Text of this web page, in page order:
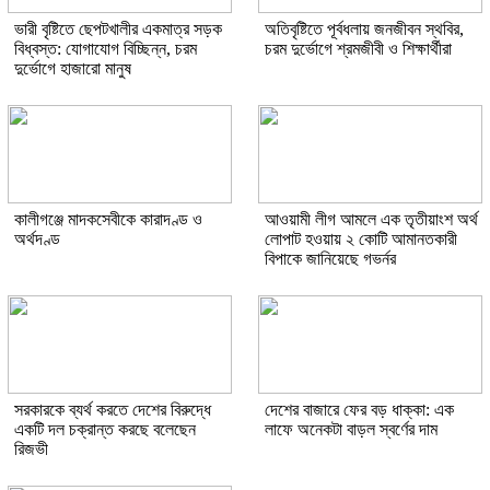
ভারী বৃষ্টিতে ছেপটখালীর একমাত্র সড়ক
বিধ্বস্ত: যোগাযোগ বিচ্ছিন্ন, চরম
দুর্ভোগে হাজারো মানুষ
অতিবৃষ্টিতে পূর্বধলায় জনজীবন স্থবির,
চরম দুর্ভোগে শ্রমজীবী ও শিক্ষার্থীরা
কালীগঞ্জে মাদকসেবীকে কারাদণ্ড ও
অর্থদণ্ড
আওয়ামী লীগ আমলে এক তৃতীয়াংশ অর্থ
লোপাট হওয়ায় ২ কোটি আমানতকারী
বিপাকে জানিয়েছে গভর্নর
সরকারকে ব্যর্থ করতে দেশের বিরুদ্ধে
একটি দল চক্রান্ত করছে বলেছেন
রিজভী
দেশের বাজারে ফের বড় ধাক্কা: এক
লাফে অনেকটা বাড়ল স্বর্ণের দাম